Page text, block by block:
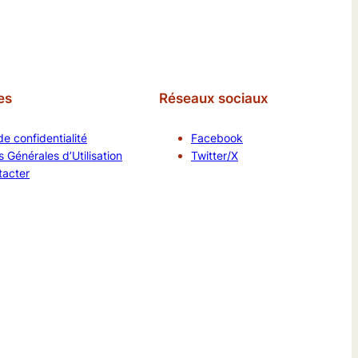
confidentialité
Générales d’Utilisation
Réseaux sociaux
Facebook
Twitter/X